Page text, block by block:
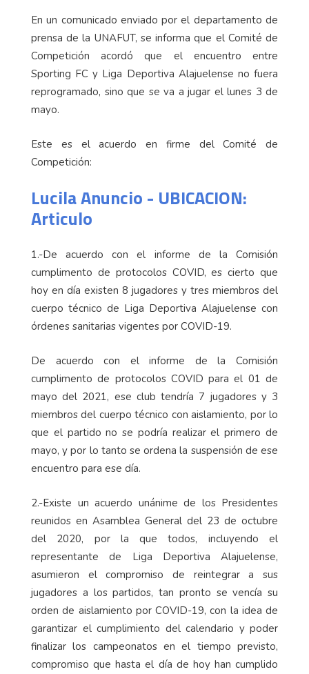
En un comunicado enviado por el departamento de
prensa de la UNAFUT, se informa que el Comité de
Competición acordó que el encuentro entre
Sporting FC y Liga Deportiva Alajuelense no fuera
reprogramado, sino que se va a jugar el lunes 3 de
mayo.
Este es el acuerdo en firme del Comité de
Competición:
Lucila Anuncio - UBICACION:
Articulo
1.-De acuerdo con el informe de la Comisión
cumplimento de protocolos COVID, es cierto que
hoy en día existen 8 jugadores y tres miembros del
cuerpo técnico de Liga Deportiva Alajuelense con
órdenes sanitarias vigentes por COVID-19.
De acuerdo con el informe de la Comisión
cumplimento de protocolos COVID para el 01 de
mayo del 2021, ese club tendría 7 jugadores y 3
miembros del cuerpo técnico con aislamiento, por lo
que el partido no se podría realizar el primero de
mayo, y por lo tanto se ordena la suspensión de ese
encuentro para ese día.
2.-Existe un acuerdo unánime de los Presidentes
reunidos en Asamblea General del 23 de octubre
del 2020, por la que todos, incluyendo el
representante de Liga Deportiva Alajuelense,
asumieron el compromiso de reintegrar a sus
jugadores a los partidos, tan pronto se vencía su
orden de aislamiento por COVID-19, con la idea de
garantizar el cumplimiento del calendario y poder
finalizar los campeonatos en el tiempo previsto,
compromiso que hasta el día de hoy han cumplido